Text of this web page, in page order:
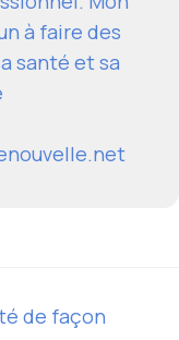
à faire des
santé et sa
de façon